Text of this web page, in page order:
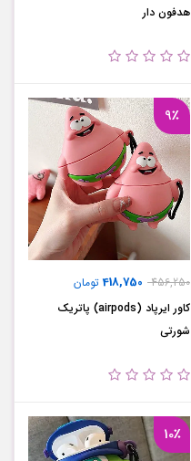
هدفون دار
9٪
456,250
418,750تومان
کاور ایرپاد (airpods) پاتریک
شورتی
10٪